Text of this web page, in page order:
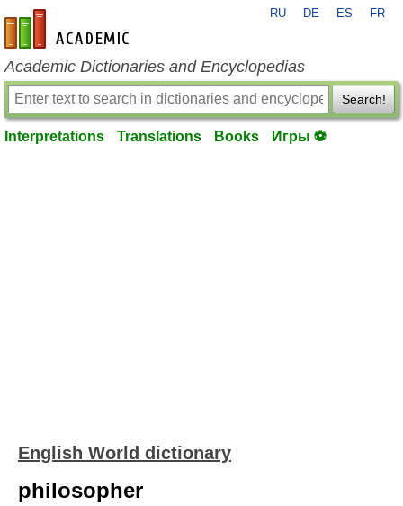
en-academic.com
RU DE ES FR
Academic Dictionaries and Encyclopedias
Search!
Interpretations Translations Books Игры ⚽
English World dictionary
philosopher